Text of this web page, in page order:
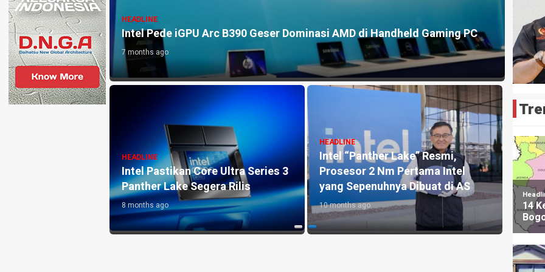
di AI
HEADLINE
Intel Pede iGPU Arc B390 Geser Dominasi AMD di Handheld Gaming PC
7 months ago
HEADLINE
Intel Pastikan Core Ultra Series 3
Panther Lake Segera Rilis
8 months ago
HEADLINE
Intel “Panther Lake” Resmi,
Prosesor 2 Nm Pertama Intel
yang Sepenuhnya Dibuat di AS
10 months ago
AMD
2
6